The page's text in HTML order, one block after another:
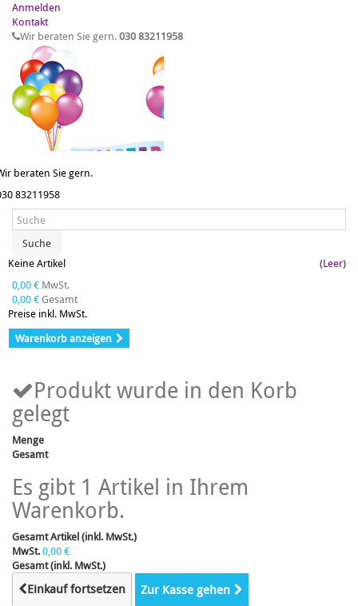
Anmelden
Kontakt
Wir beraten Sie gern.030 83211958
beraten Sie gern.
83211958
Suche
(Leer)
Keine Artikel
0,00 € MwSt.
0,00 €Gesamt
Preise inkl. MwSt.
Warenkorb anzeigen
Produkt wurde in den Korb
gelegt
Menge
Gesamt
Es gibt 1 Artikel in Ihrem
Warenkorb.
Gesamt Artikel (inkl. MwSt.)
MwSt.0,00 €
Gesamt (inkl. MwSt.)
Einkauf fortsetzen Zur Kasse gehen